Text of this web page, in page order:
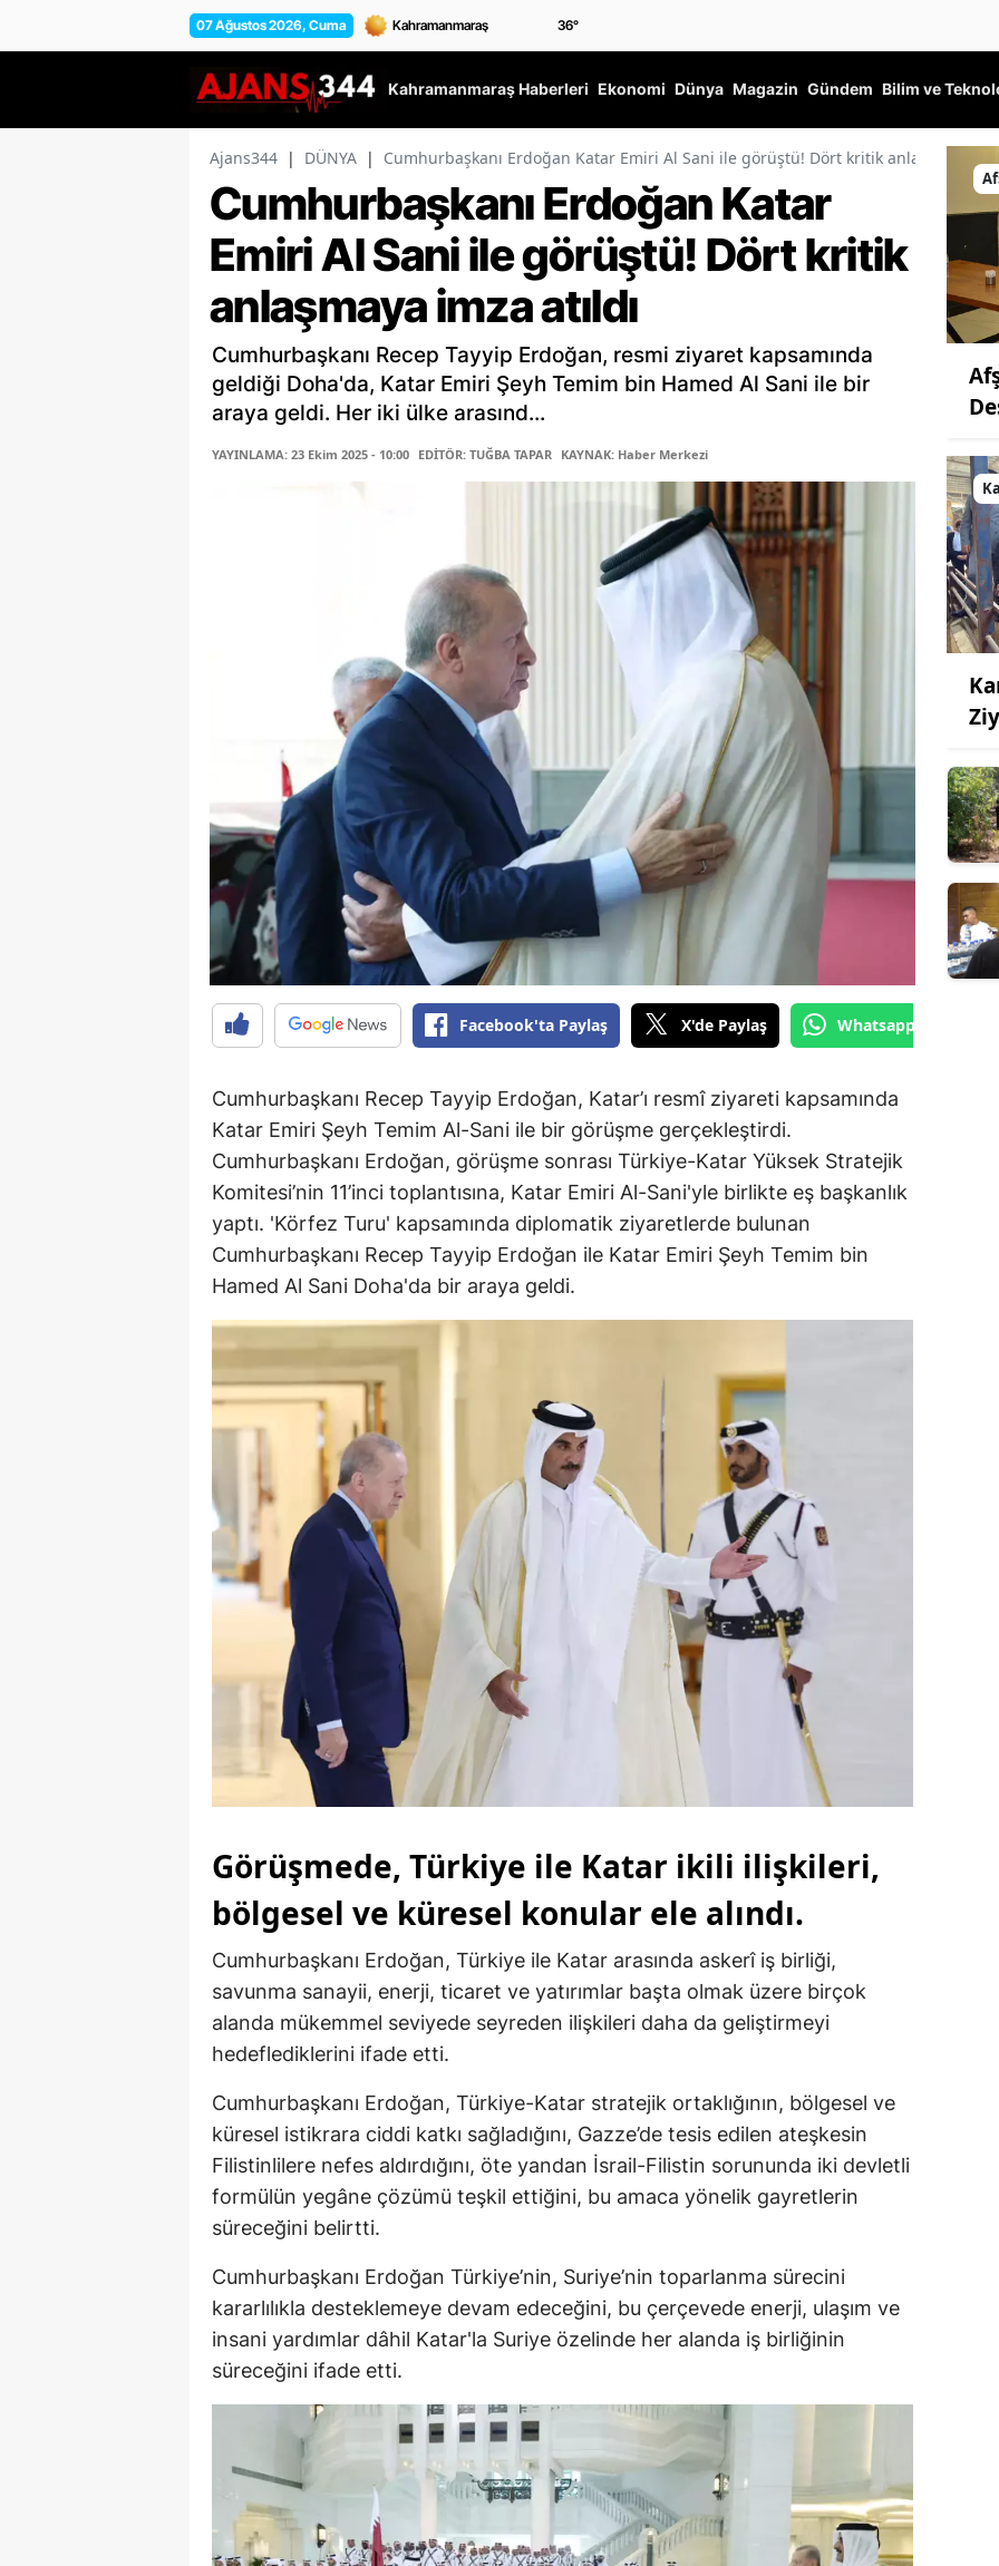
07 Ağustos 2026, Cuma 36°
Kahramanmaraş Haberleri Ekonomi Dünya Magazin Gündem Bilim ve
Ajans344 | DÜNYA | Cumhurbaşkanı Erdoğan Katar Emiri Al Sani ile görüştü! Dört kritik anlaşmaya
Cumhurbaşkanı Erdoğan Katar
Emiri Al Sani ile görüştü! Dört kritik
anlaşmaya imza atıldı
Cumhurbaşkanı Recep Tayyip Erdoğan, resmi ziyaret kapsamında
geldiği Doha'da, Katar Emiri Şeyh Temim bin Hamed Al Sani ile bir
araya geldi. Her iki ülke arasınd...
YAYINLAMA: 23 Ekim 2025 - 10:00 EDİTÖR: TUĞBA TAPAR KAYNAK: Haber Merkezi
Facebook'ta Paylaş X'de Paylaş Whatsapp'tan
Cumhurbaşkanı Recep Tayyip Erdoğan, Katar’ı resmî ziyareti kapsamında
Katar Emiri Şeyh Temim Al-Sani ile bir görüşme gerçekleştirdi.
Cumhurbaşkanı Erdoğan, görüşme sonrası Türkiye-Katar Yüksek Stratejik
Komitesi’nin 11’inci toplantısına, Katar Emiri Al-Sani'yle birlikte eş başkanlık
yaptı. 'Körfez Turu' kapsamında diplomatik ziyaretlerde bulunan
Cumhurbaşkanı Recep Tayyip Erdoğan ile Katar Emiri Şeyh Temim bin
Hamed Al Sani Doha'da bir araya geldi.
Görüşmede, Türkiye ile Katar ikili ilişkileri,
bölgesel ve küresel konular ele alındı.
Cumhurbaşkanı Erdoğan, Türkiye ile Katar arasında askerî iş birliği,
savunma sanayii, enerji, ticaret ve yatırımlar başta olmak üzere birçok
alanda mükemmel seviyede seyreden ilişkileri daha da geliştirmeyi
hedeflediklerini ifade etti.
Cumhurbaşkanı Erdoğan, Türkiye-Katar stratejik ortaklığının, bölgesel ve
küresel istikrara ciddi katkı sağladığını, Gazze’de tesis edilen ateşkesin
Filistinlilere nefes aldırdığını, öte yandan İsrail-Filistin sorununda iki devletli
formülün yegâne çözümü teşkil ettiğini, bu amaca yönelik gayretlerin
süreceğini belirtti.
Cumhurbaşkanı Erdoğan Türkiye’nin, Suriye’nin toparlanma sürecini
kararlılıkla desteklemeye devam edeceğini, bu çerçevede enerji, ulaşım ve
insani yardımlar dâhil Katar'la Suriye özelinde her alanda iş birliğinin
süreceğini ifade etti.